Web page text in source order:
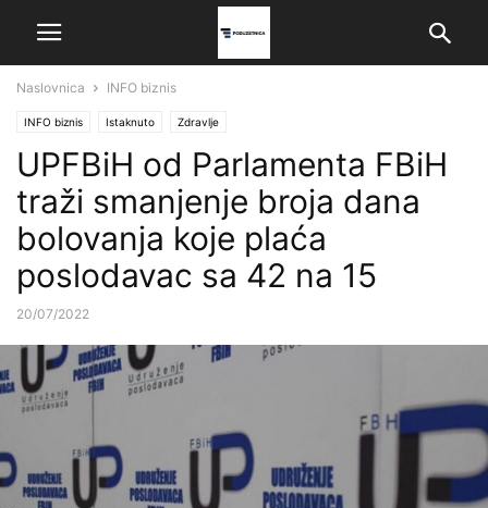
Naslovnica INFO biznis
INFO biznis Istaknuto Zdravlje
UPFBiH od Parlamenta FBiH
traži smanjenje broja dana
bolovanja koje plaća
poslodavac sa 42 na 15
20/07/2022